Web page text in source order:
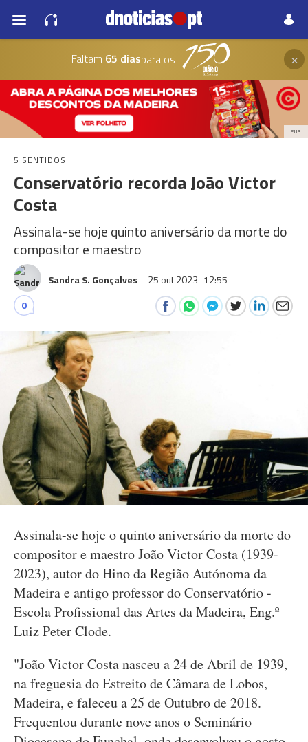
Faltam 65 diaspara os ×
PUB
5 SENTIDOS
Conservatório recorda João Victor
Costa
Assinala-se hoje quinto aniversário da morte do
compositor e maestro
Sandra S. Gonçalves 25 out 2023 12:55
0
Assinala-se hoje o quinto aniversário da morte do
compositor e maestro João Victor Costa (1939-
2023), autor do Hino da Região Autónoma da
Madeira e antigo professor do Conservatório -
Escola Profissional das Artes da Madeira, Eng.º
Luiz Peter Clode.
"João Victor Costa nasceu a 24 de Abril de 1939,
na freguesia do Estreito de Câmara de Lobos,
Madeira, e faleceu a 25 de Outubro de 2018.
Frequentou durante nove anos o Seminário